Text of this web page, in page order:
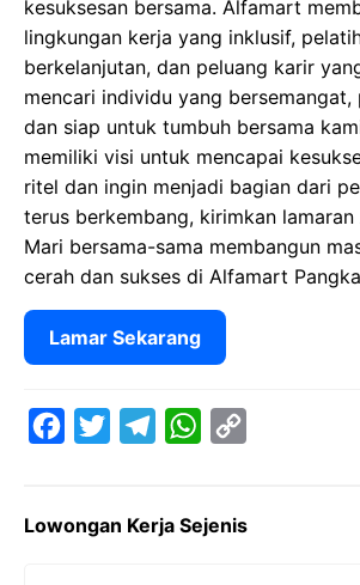
kesuksesan bersama. Alfamart
lingkungan kerja yang inklusif,
berkelanjutan, dan peluang karir
mencari individu yang bersemangat,
dan siap untuk tumbuh bersama
memiliki visi untuk mencapai
ritel dan ingin menjadi bagian dari
terus berkembang, kirimkan lamaran
Mari bersama-sama membangun
cerah dan sukses di Alfamart
Lamar Sekarang
e
t
e
W
t
y
Lowongan Kerja Sejenis